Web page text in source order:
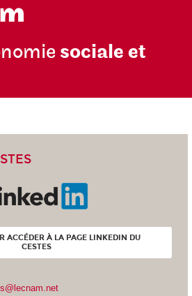
sociale et
ACCÉDER À LA PAGE LINKEDIN DU
CESTES